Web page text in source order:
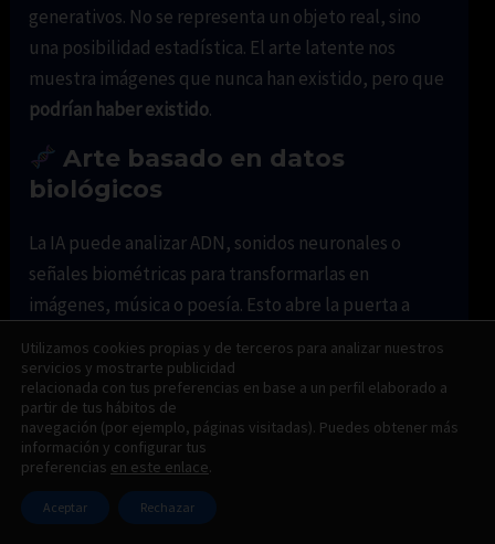
generativos. No se representa un objeto real, sino
una posibilidad estadística. El arte latente nos
muestra imágenes que nunca han existido, pero que
podrían haber existido.
Arte basado en datos
biológicos
La IA puede analizar ADN, sonidos neuronales o
señales biométricas para transformarlas en
imágenes, música o poesía. Esto abre la puerta a
introspectivas y científicas
Neuroarte generativo
Obras producidas en tiempo real en función de la
actividad cerebral del espectador (mediante EEG),
Utilizamos cookies propias y de terceros para analizar nuestros
servicios y mostrarte publicidad
relacionada con tus preferencias en base a un perfil elaborado a
partir de tus hábitos de
navegación (por ejemplo, páginas visitadas). Puedes obtener más
información y configurar tus
preferencias en este enlace.
Aceptar Rechazar